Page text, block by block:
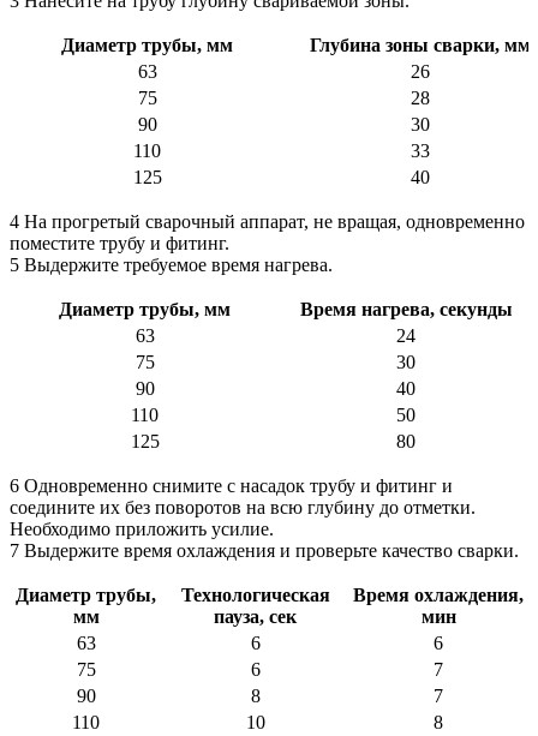
Диаметр трубы, мм
Глубина зоны сварки, мм
63
26
75
28
90
30
110
33
125
40
4 На прогретый сварочный аппарат, не вращая, одновременно
поместите трубу и фитинг.
5 Выдержите требуемое время нагрева.
Диаметр трубы, мм
Время нагрева, секунды
63
24
75
30
90
40
110
50
125
80
6 Одновременно снимите с насадок трубу и фитинг и
соедините их без поворотов на всю глубину до отметки.
Необходимо приложить усилие.
7 Выдержите время охлаждения и проверьте качество сварки.
Диаметр трубы,
мм
Технологическая
пауза, сек
Время охлаждения,
мин
63
6
6
75
6
7
90
8
7
110
10
8